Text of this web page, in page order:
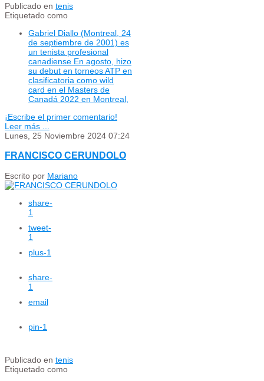
Publicado en tenis
Etiquetado como
Gabriel Diallo (Montreal, 24
de septiembre de 2001) es
un tenista profesional
canadiense En agosto, hizo
su debut en torneos ATP en
clasificatoria como wild
card en el Masters de
Canadá 2022 en Montreal,
¡Escribe el primer comentario!
Leer más ...
Lunes, 25 Noviembre 2024 07:24
FRANCISCO CERUNDOLO
Escrito por Mariano
share-
1
tweet-
1
plus-1
share-
1
email
pin-1
Publicado en tenis
Etiquetado como